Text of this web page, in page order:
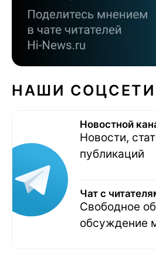
НАШИ СОЦСЕТИ
Новостной
Новости,
публикаций
Чат с
Свободное
обсуждение